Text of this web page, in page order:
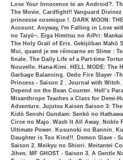
Lose Your Innocence to an Android?
The Movie Cardfight!! Vanguard Divinez
princesse cosmique !
DARK MOON:
Account Anyway, I'm Falling in Love
no Taiyō~
Eiga Himitsu no AiPri:
The Holy Grail of Eris Gekijōban Mahō
Moi, quand je me réincarne en Slime :
finale The Daily Life of a Part-time
Nouvelle
Hana-Kimi
HELL MODE: The
Garbage Balancing
Oedo Fire Slayer -
Princess - Saison 2
Journal with Witch
Depend on the Bean Counter
Hell’s
Misanthrope Teaches a Class for Demi-
Adventure Jujutsu Kaisen Saison 3:
Kidō Senshi Gundam: Senkō no
Circe no Majo
Wash It All Away
Noble
Ultimate Power
Kusunoki no Bannin
Daughter is Too Kind!!
Demon Slave -
Saison 2
Meikyu no Shiori
Meitantei
Jihen
MF GHOST - Saison 3 A Gentle